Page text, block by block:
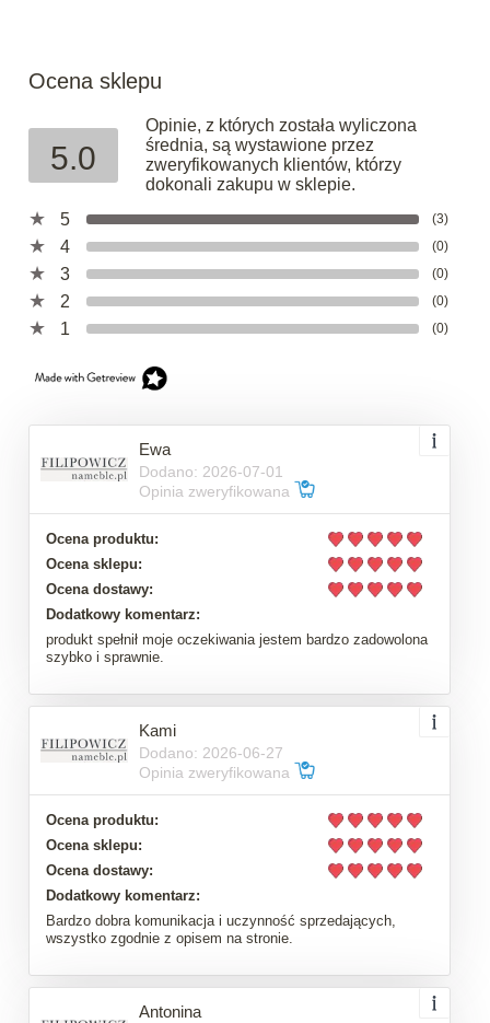
Ocena sklepu
5.0
Opinie, z których została wyliczona
średnia, są wystawione przez
zweryfikowanych klientów, którzy
dokonali zakupu w sklepie.
5
(3)
4 (0)
3 (0)
2 (0)
1 (0)
Ewa
Dodano: 2026-07-01
Opinia zweryfikowana
Ocena produktu:
Ocena sklepu:
Ocena dostawy:
Dodatkowy komentarz:
produkt spełnił moje oczekiwania jestem bardzo zadowolona
szybko i sprawnie.
Kami
Dodano: 2026-06-27
Opinia zweryfikowana
Ocena produktu:
Ocena sklepu:
Ocena dostawy:
Dodatkowy komentarz:
Bardzo dobra komunikacja i uczynność sprzedających,
wszystko zgodnie z opisem na stronie.
Antonina